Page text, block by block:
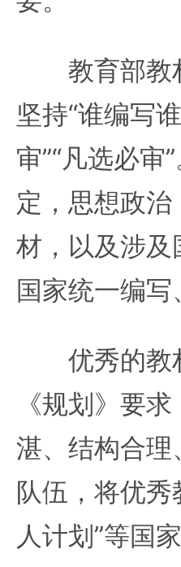
教育部教材
坚持“谁编写
审”“凡选必
定，思想政
材，以及涉
国家统一编
优秀的教材
《规划》要
湛、结构合
队伍，将优秀
人计划”等国